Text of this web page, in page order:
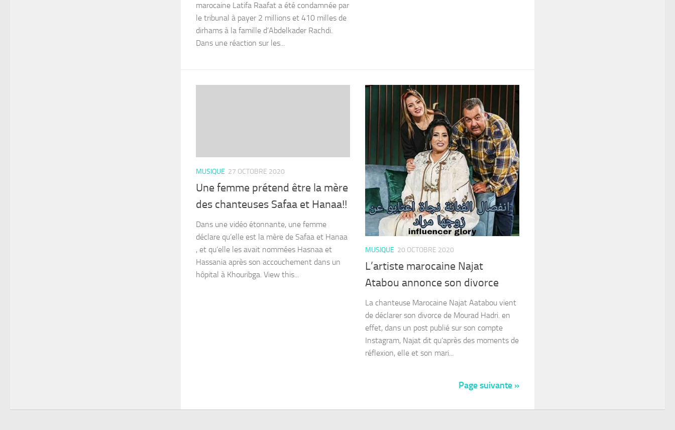
marocaine Latifa Raafat a été condamnée par
le tribunal à payer 2 millions et 410 milles de
dirhams à la famille d’Abdelkader Rachdi.
Dans une réaction sur les...
MUSIQUE 27 OCTOBRE 2020
Une femme prétend être la mère
des chanteuses Safaa et Hanaa!!
Dans une vidéo étonnante, une femme
déclare qu’elle est la mère de Safaa et Hanaa
, et qu’elle les avait nommées Hasnaa et
Hassania après son accouchement dans un
hôpital à Khouribga. View this...
MUSIQUE 20 OCTOBRE 2020
L’artiste marocaine Najat
Atabou annonce son divorce
La chanteuse Marocaine Najat Aatabou vient
de déclarer son divorce de Mourad Hadri. en
effet, dans un post publié sur son compte
Instagram, Najat dit qu’après des moments de
réflexion, elle et son mari...
Page suivante »